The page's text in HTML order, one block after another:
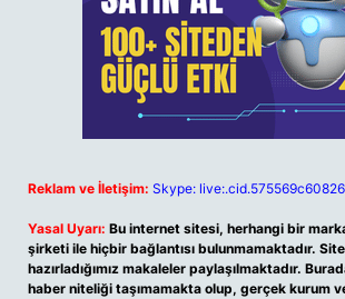
Reklam ve İletişim: Skype:
Yasal Uyarı: Bu internet sitesi, herhangi bir
şirketi ile hiçbir bağlantısı bulunmamaktadır.
hazırladığımız makaleler paylaşılmaktadır.
haber niteliği taşımamakta olup, gerçek kurum